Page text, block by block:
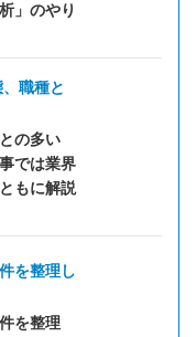
」のやり
職種と
の多い
では業界
もに解説
を整理し
を整理